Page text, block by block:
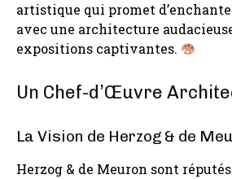
artistique qui promet
avec une architecture
expositions captivantes.
Un Chef-d’Œuvre
La Vision de Herzog & de
Herzog & de Meuron sont